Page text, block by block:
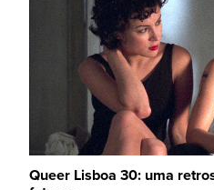
Queer Lisboa 30: uma